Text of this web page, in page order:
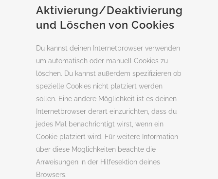
Aktivierung/Deaktivierung
und Löschen von Cookies
Du kannst deinen Internetbrowser verwenden
um automatisch oder manuell Cookies zu
löschen. Du kannst außerdem spezifizieren ob
spezielle Cookies nicht platziert werden
sollen. Eine andere Möglichkeit ist es deinen
Internetbrowser derart einzurichten, dass du
jedes Mal benachrichtigt wirst, wenn ein
Cookie platziert wird. Für weitere Information
über diese Möglichkeiten beachte die
Anweisungen in der Hilfesektion deines
Browsers.